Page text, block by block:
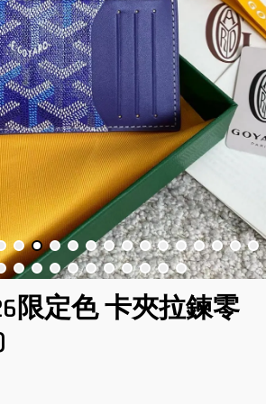
限定色 卡夾拉鍊零